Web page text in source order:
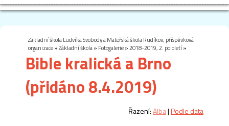
Základní škola Ludvíka Svobody a Mateřská škola Rudíkov, příspěvková
organizace»Základní škola» Fotogalerie»2018-2019, 2. pololetí»
Bible kralická a Brno
(přidáno 8.4.2019)
Řazení:Alba|Podle data